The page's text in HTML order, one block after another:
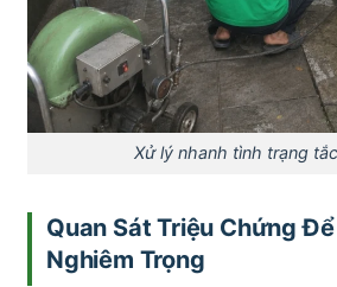
Xử lý nhanh tình trạng
Quan Sát Triệu Chứng
Nghiêm Trọng